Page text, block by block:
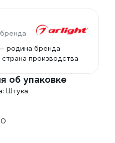
родина бренда
производства
об упаковке
Штука